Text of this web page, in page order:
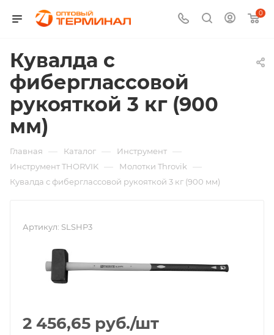
0
Кувалда с
фиберглассовой
рукояткой 3 кг (900
мм)
Главная — Каталог — Инструмент —
Инструмент THORVIK — Молотки Throvik —
Кувалда с фиберглассовой рукояткой 3 кг (900 мм)
Артикул: SLSHP3
2 456,65 руб./шт